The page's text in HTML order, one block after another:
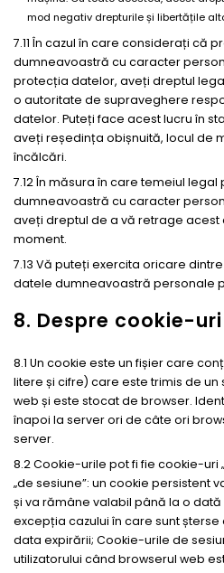
mod negativ drepturile și libertățile
7.11 În cazul în care considerați că
dumneavoastră cu caracter
protecția datelor, aveți dreptul
o autoritate de supraveghere
datelor. Puteți face acest lucru în
aveți reședința obișnuită, locul de
încălcări.
7.12 În măsura în care temeiul
dumneavoastră cu caracter
aveți dreptul de a vă retrage
moment.
7.13 Vă puteți exercita oricare
datele dumneavoastră personale
8. Despre cookie-uri
8.1 Un cookie este un fișier care
litere și cifre) care este trimis de
web și este stocat de browser.
înapoi la server ori de câte ori
server.
8.2 Cookie-urile pot fi fie cookie-uri
„de sesiune”: un cookie persistent
și va rămâne valabil până la o
excepția cazului în care sunt
data expirării; Cookie-urile de
utilizatorului când browserul web